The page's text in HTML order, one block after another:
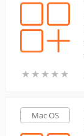
★ ★ ★ ★ ★
★ ★ ★ ★ ★
Mac OS